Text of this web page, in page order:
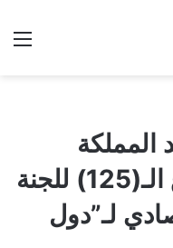
المملكة
المُشارك في الاجتماع الـ(125) للجنة
لـ”دول